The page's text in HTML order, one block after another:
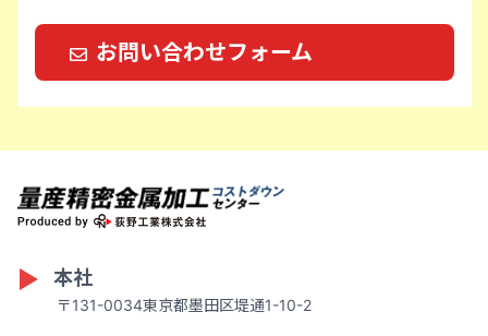
お問い合わせフォーム
本社
〒131-0034東京都墨田区堤通1-10-2